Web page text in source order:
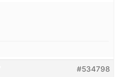
#534798